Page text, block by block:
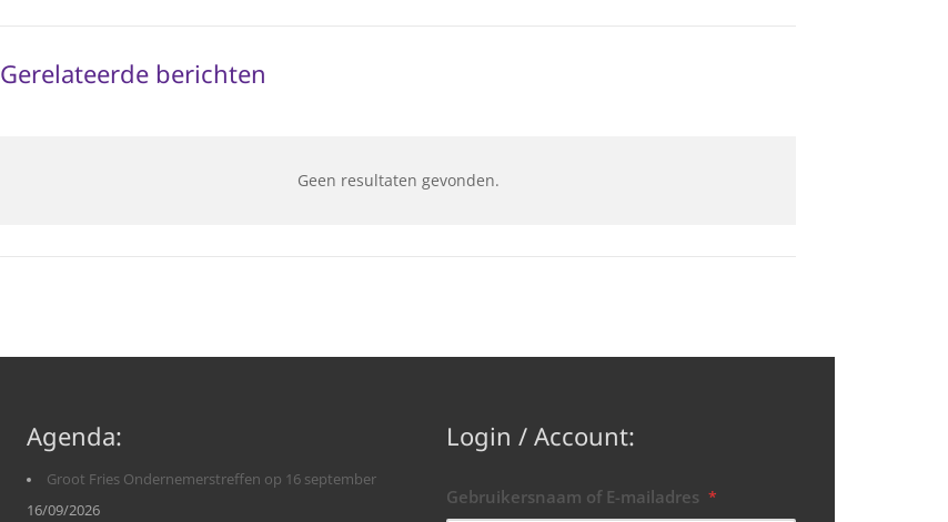
Gerelateerde berichten
Geen resultaten gevonden.
Agenda:
Groot Fries Ondernemerstreffen op 16 september
16/09/2026
Login / Account:
Gebruikersnaam of E-mailadres *